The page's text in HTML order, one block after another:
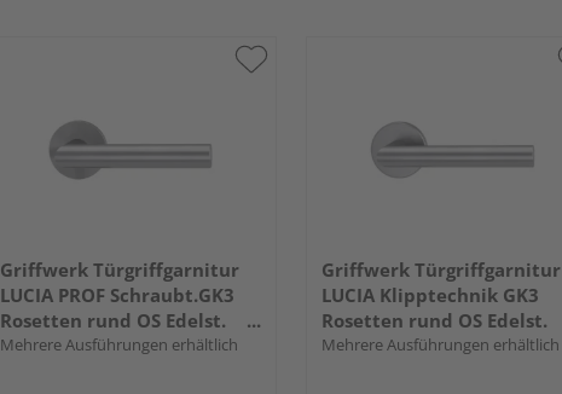
Griffwerk Türgriffgarnitur
LUCIA PROF Schraubt.GK3
Rosetten rund OS Edelst.
ma.
Mehrere Ausführungen erhältlich
Griffwerk Türgriffgarnitur
LUCIA Klipptechnik GK3
Rosetten rund OS Edelst.
ma.
Mehrere Ausführungen erhältlich